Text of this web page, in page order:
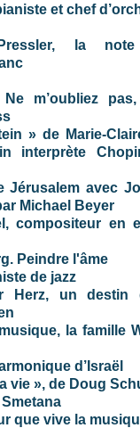
et chef
la
m’oubliez
» de Marie-
interprète
Jérusalem avec
Michael Beyer
compositeur en
Peindre l'âme
de jazz
Herz, un destin
la famille
d’Israël
vie », de Doug
que vive la